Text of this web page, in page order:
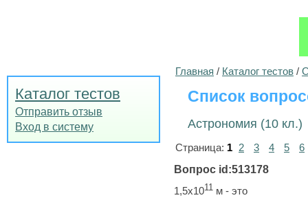
Каталог тестов
Отправить отзыв
Вход в систему
Главная / Каталог тестов /
Список
Астрономия (10 кл.)
Страница: 1 2 3 4 5
6
Вопрос id:513178
1,5х1011 м - это